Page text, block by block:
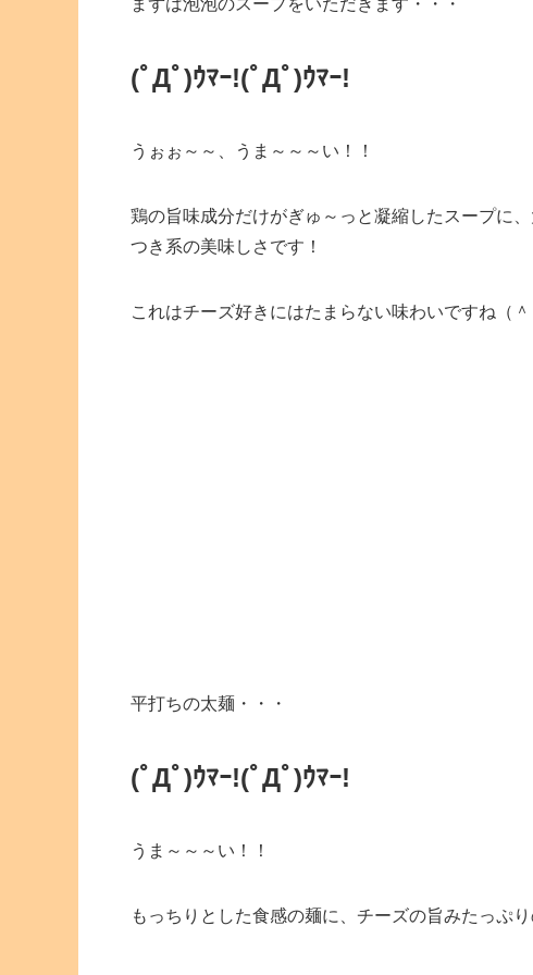
(ﾟДﾟ)ｳﾏｰ!(ﾟДﾟ)ｳﾏｰ!
うぉぉ～～、うま～～～い！！
鶏の旨味成分だけがぎゅ～っと凝縮したスープに
つき系の美味しさです！
これはチーズ好きにはたまらない味わいですね（＾
平打ちの太麺・・・
(ﾟДﾟ)ｳﾏｰ!(ﾟДﾟ)ｳﾏｰ!
うま～～～い！！
もっちりとした食感の麺に、チーズの旨みたっぷ